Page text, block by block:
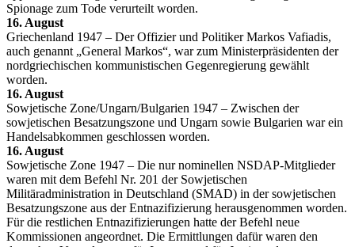
Spionage zum Tode verurteilt worden.
16. August
Griechenland 1947 – Der Offizier und Politiker Markos Vafiadis,
auch genannt „General Markos“, war zum Ministerpräsidenten der
nordgriechischen kommunistischen Gegenregierung gewählt
worden.
16. August
Sowjetische Zone/Ungarn/Bulgarien 1947 – Zwischen der
sowjetischen Besatzungszone und Ungarn sowie Bulgarien war ein
Handelsabkommen geschlossen worden.
16. August
Sowjetische Zone 1947 – Die nur nominellen NSDAP-Mitglieder
waren mit dem Befehl Nr. 201 der Sowjetischen
Militäradministration in Deutschland (SMAD) in der sowjetischen
Besatzungszone aus der Entnazifizierung herausgenommen worden.
Für die restlichen Entnazifizierungen hatte der Befehl neue
Kommissionen angeordnet. Die Ermittlungen dafür waren den